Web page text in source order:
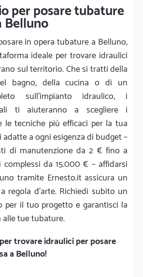
per posare tubature
Belluno
in opera tubature a Belluno,
ideale per trovare idraulici
sul territorio. Che si tratti della
bagno, della cucina o di un
sull'impianto idraulico, i
ti aiuteranno a scegliere i
le tecniche più efficaci per la tua
adatte a ogni esigenza di budget –
di manutenzione da 2 € fino a
da 15.000 € – affidarsi
tramite Ernesto.it assicura un
regola d'arte. Richiedi subito un
per il tuo progetto e garantisci la
alle tue tubature.
trovare idraulici per posare
a Belluno!